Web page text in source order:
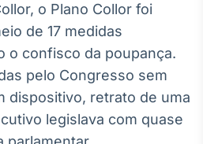
Gestão de
Investimentos
Em breve
Tokenização
o Plano Collor foi
de 17 medidas
o confisco da poupança.
pelo Congresso sem
dispositivo, retrato de uma
legislava com quase